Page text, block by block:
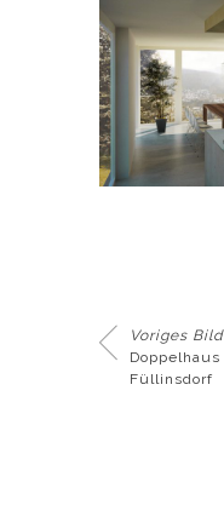
Voriges Bild
Doppelhaus
Füllinsdorf